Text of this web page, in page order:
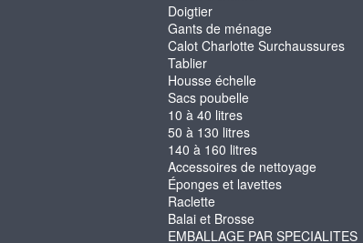
Doigtier
Gants de ménage
Calot Charlotte Surchaussures
Tablier
Housse échelle
Sacs poubelle
10 à 40 litres
50 à 130 litres
140 à 160 litres
Accessoires de nettoyage
Éponges et lavettes
Raclette
Balai et Brosse
EMBALLAGE PAR SPECIALITES